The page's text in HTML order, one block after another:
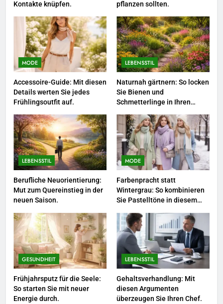
LEBENSSTIL
3
Networking-Strategien: Wie Sie
beruflich wertvolle Kontakte
knüpfen.
LEBENSSTIL
4
Selbstversorger-Glück: Welches
Gemüse Sie jetzt pflanzen
sollten.
LEBENSSTIL
5
Accessoire-Guide: Mit diesen
Details werten Sie jedes
Frühlingsoutfit auf.
6
Naturnah gärtnern: So locken
Sie Bienen und Schmetterlinge
in Ihren Garten.
7
Kontakte knüpfen.
pflanzen sollten.
MODE
Accessoire-Guide: Mit diesen
Details werten Sie jedes
Frühlingsoutfit auf.
LEBENSSTIL
Naturnah gärtnern: So locken
Sie Bienen und
Schmetterlinge in Ihren
LEBENSSTIL
Berufliche Neuorientierung:
Mut zum Quereinstieg in der
neuen Saison.
MODE
Farbenpracht statt
Wintergrau: So kombinieren
Sie Pastelltöne in diesem
GESUNDHEIT
Frühjahrsputz für die Seele:
So starten Sie mit neuer
Energie durch.
LEBENSSTIL
Gehaltsverhandlung: Mit
diesen Argumenten
überzeugen Sie Ihren Chef.